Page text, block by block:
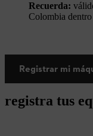
Recuerda:
Colombia dentro
Registrar mi
registra tus